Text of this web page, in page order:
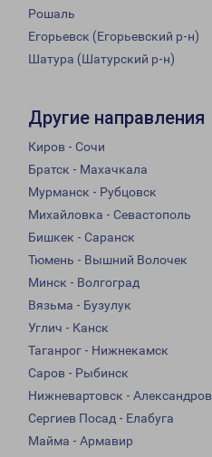
Рошаль
Егорьевск (Егорьевский р-н)
Шатура (Шатурский р-н)
Другие направления
Киров - Сочи
Братск - Махачкала
Мурманск - Рубцовск
Михайловка - Севастополь
Бишкек - Саранск
Тюмень - Вышний Волочек
Минск - Волгоград
Вязьма - Бузулук
Углич - Канск
Таганрог - Нижнекамск
Саров - Рыбинск
Нижневартовск - Александров
Сергиев Посад - Елабуга
Майма - Армавир